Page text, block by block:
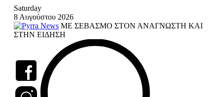
Skip
content
Saturday
8 Αυγούστου 2026
ΜΕ ΣΕΒΑΣΜΟ ΣΤΟΝ ΑΝΑΓΝΩΣΤΗ ΚΑΙ
ΣΤΗΝ ΕΙΔΗΣΗ